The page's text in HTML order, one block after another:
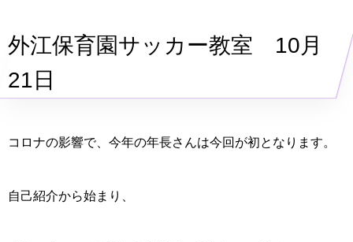
外江保育園サッカー教室 10月
21日
コロナの影響で、今年の年長さんは今回が初となります。
自己紹介から始まり、